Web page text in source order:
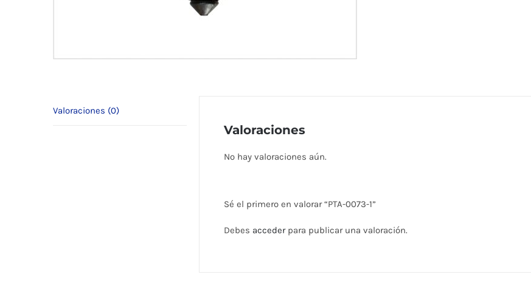
Valoraciones (0)
Valoraciones
No hay valoraciones aún.
Sé el primero en valorar “PTA-0073-1”
Debes accederpara publicar una valoración.